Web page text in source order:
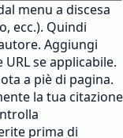
menu a discesa
ecc.). Quindi
Aggiungi
se applicabile.
a piè di pagina.
la tua citazione
prima di